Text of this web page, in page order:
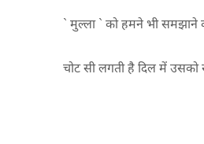
` मुल्ला ` को हमने भी समझाने
चोट सी लगती है दिल में